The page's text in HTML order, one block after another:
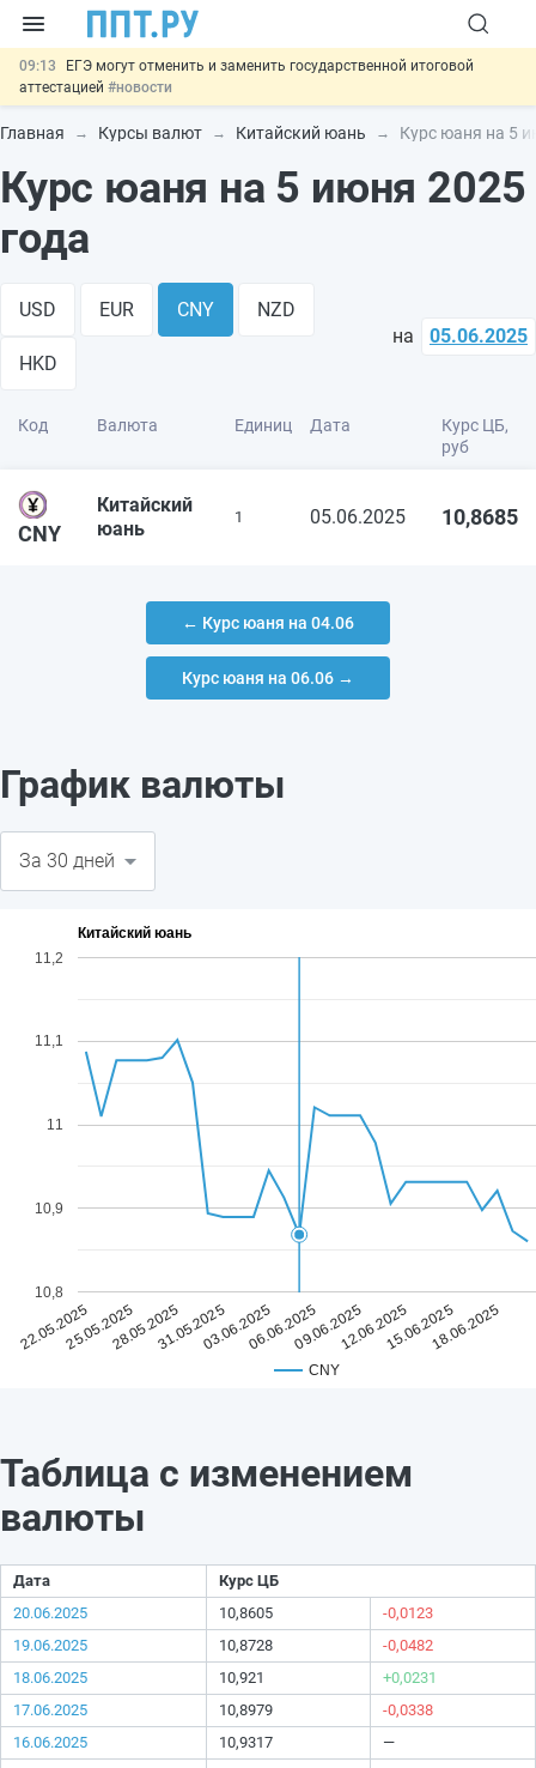
09:13
ЕГЭ могут отменить и заменить государственной итоговой
аттестацией #новости
00:01
7 августа: важные документы, вступающие в силу сегодня
#новости
электроники в госзакупках
06.08
Подписан указ об отмене спецрежима для вкладов физлиц из
06.08
банковской гарантией
Главная Курсы валют Китайский юань Курс юаня на 5
Курс юаня на 5 июня 2025
года
USD EUR CNY NZD
HKD
на 05.06.2025
Код Валюта Единиц Дата
Курс ЦБ,
руб
CNY
Китайский
юань
1 05.06.2025 10,8685
← Курс юаня на 04.06
Курс юаня на 06.06 →
График валюты
Китайский юань
CNY
22.05.202525.05.202528.05.202531.05.202503.06.202506.06.202509.06.202512.06.202515.06.202518.06.2025
10,8
10,9
11
11,1
11,2
Таблица с изменением
валюты
Дата
Курс ЦБ
20.06.2025
10,8605
-0,0123
19.06.2025
10,8728
-0,0482
18.06.2025
10,921
+0,0231
17.06.2025
10,8979
-0,0338
16.06.2025
10,9317
—